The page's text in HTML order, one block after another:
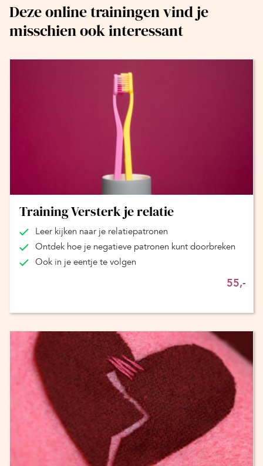
Deze online trainingen vind je
misschien ook interessant
Training Versterk je relatie
Leer kijken naar je relatiepatronen
Ontdek hoe je negatieve patronen kunt doorbreken
Ook in je eentje te volgen
55,-